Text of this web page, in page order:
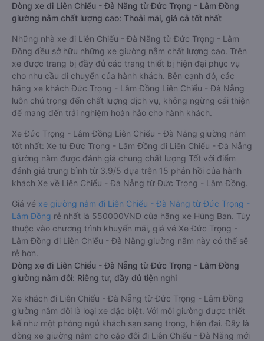
Dòng xe đi Liên Chiểu - Đà Nẵng từ Đức Trọng - Lâm Đồng
giường nằm chất lượng cao: Thoải mái, giá cả tốt nhất
Những nhà xe đi Liên Chiểu - Đà Nẵng từ Đức Trọng - Lâm
Đồng đều sở hữu những xe giường nằm chất lượng cao. Trên
xe được trang bị đầy đủ các trang thiết bị hiện đại phục vụ
cho nhu cầu di chuyển của hành khách. Bên cạnh đó, các
hãng xe khách Đức Trọng - Lâm Đồng Liên Chiểu - Đà Nẵng
luôn chú trọng đến chất lượng dịch vụ, không ngừng cải thiện
để mang đến trải nghiệm hoàn hảo cho hành khách.
Xe Đức Trọng - Lâm Đồng Liên Chiểu - Đà Nẵng giường nằm
tốt nhất: Xe từ Đức Trọng - Lâm Đồng đi Liên Chiểu - Đà Nẵng
giường nằm được đánh giá chung chất lượng Tốt với điểm
đánh giá trung bình từ 3.9/5 dựa trên 15 phản hồi của hành
khách Xe về Liên Chiểu - Đà Nẵng từ Đức Trọng - Lâm Đồng.
Giá vé xe giường nằm đi Liên Chiểu - Đà Nẵng từ Đức Trọng -
Lâm Đồng rẻ nhất là 550000VND của hãng xe Hùng Ban. Tùy
thuộc vào chương trình khuyến mãi, giá vé Xe Đức Trọng -
Lâm Đồng đi Liên Chiểu - Đà Nẵng giường nằm này có thể sẽ
rẻ hơn.
Dòng xe đi Liên Chiểu - Đà Nẵng từ Đức Trọng - Lâm Đồng
giường nằm đôi: Riêng tư, đầy đủ tiện nghi
Xe khách đi Liên Chiểu - Đà Nẵng từ Đức Trọng - Lâm Đồng
giường nằm đôi là loại xe đặc biệt. Với mỗi giường được thiết
kế như một phòng ngủ khách sạn sang trọng, hiện đại. Đây là
dòng xe giường nằm cho cặp đôi đi Liên Chiểu - Đà Nẵng mới